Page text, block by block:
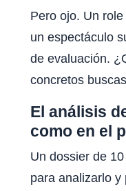
Pero ojo. Un
un espectáculo
de evaluación.
concretos
El análisis
como en el
Un dossier de
para analizarlo y